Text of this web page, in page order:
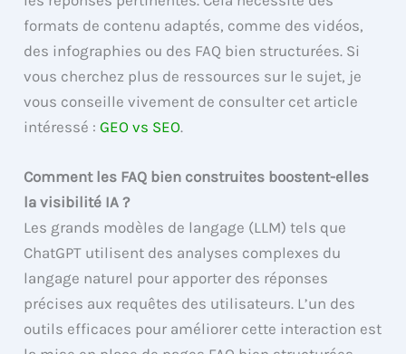
formats de contenu adaptés, comme des vidéos,
des infographies ou des FAQ bien structurées. Si
vous cherchez plus de ressources sur le sujet, je
vous conseille vivement de consulter cet article
intéressé :GEO vs SEO.
Comment les FAQ bien construites boostent-elles
la visibilité IA ?
Les grands modèles de langage (LLM) tels que
ChatGPT utilisent des analyses complexes du
langage naturel pour apporter des réponses
précises aux requêtes des utilisateurs. L’un des
outils efficaces pour améliorer cette interaction est